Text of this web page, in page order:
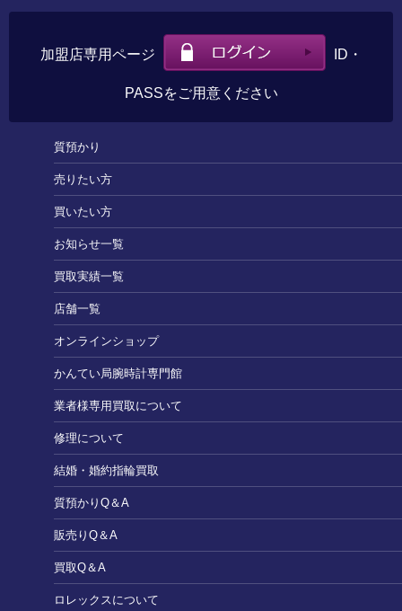
加盟店専用ページ ID・
PASSをご用意ください
質預かり
売りたい方
買いたい方
お知らせ一覧
買取実績一覧
店舗一覧
オンラインショップ
かんてい局腕時計専門館
業者様専用買取について
修理について
結婚・婚約指輪買取
質預かりQ＆A
販売りQ＆A
買取Q＆A
ロレックスについて